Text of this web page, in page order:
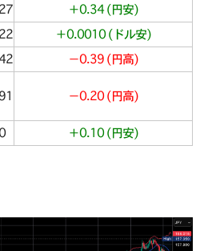
＋0.34 (円安)
＋0.0010 (ドル安)
−0.39 (円高)
−0.20 (円高)
＋0.10 (円安)